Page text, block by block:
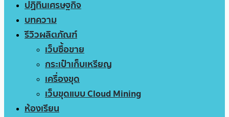
ปฏิทินเศรษฐกิจ
บทความ
รีวิวผลิตภัณฑ์
เว็บซื้อขาย
กระเป๋าเก็บเหรียญ
เครื่องขุด
เว็บขุดแบบ Cloud Mining
ห้องเรียน